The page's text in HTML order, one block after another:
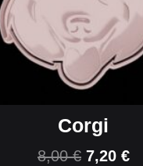
Corgi
8,00€ 7,20 €